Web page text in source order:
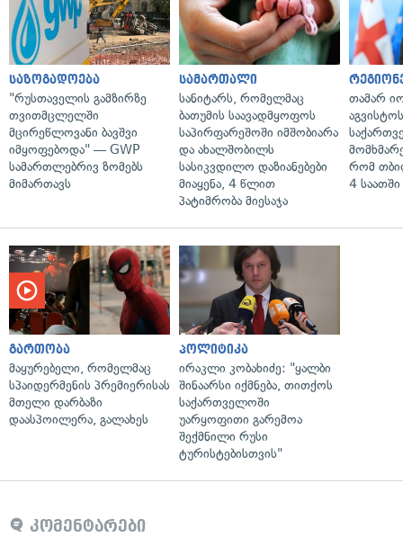
საზოგადოება
"რუსთაველის გამზირზე
თვითმცლელში
მცირეწლოვანი ბავშვი
იმყოფებოდა" — GWP
სამართლებრივ ზომებს
მიმართავს
სამართალი
სანიტარს, რომელმაც
ბათუმის საავადმყოფოს
საპირფარეშოში იმშობიარა
და ახალშობილს
სასიკვდილო დაზიანებები
მიაყენა, 4 წლით
პატიმრობა მიესაჯა
თამარ
რომ
4
გართობა
მაყურებელი, რომელმაც
სპაიდერმენის პრემიერისას
მთელი დარბაზი
დაასპოილერა, გალახეს
პოლიტიკა
ირაკლი კობახიძე: "ყალბი
შინაარსი იქმნება, თითქოს
საქართველოში
უარყოფითი გარემოა
შექმნილი რუსი
ტურისტებისთვის"
კომენტარები